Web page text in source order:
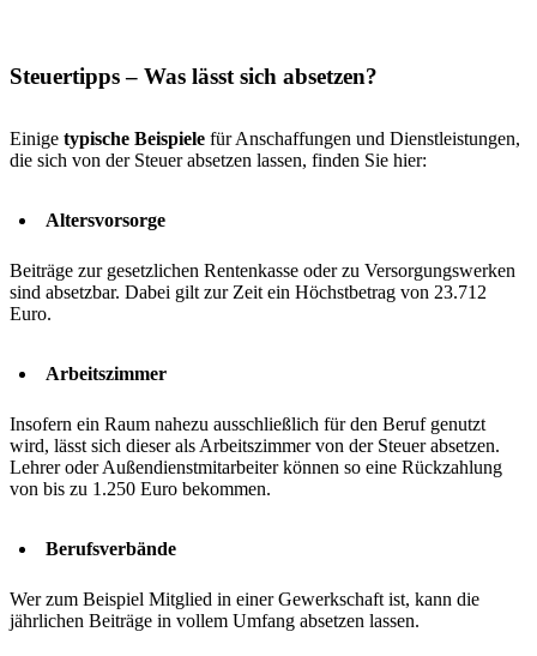
Steuertipps – Was lässt sich absetzen?
Einige typische Beispiele für Anschaffungen und Dienstleistungen,
die sich von der Steuer absetzen lassen, finden Sie hier:
Altersvorsorge
Beiträge zur gesetzlichen Rentenkasse oder zu Versorgungswerken
sind absetzbar. Dabei gilt zur Zeit ein Höchstbetrag von 23.712
Euro.
Arbeitszimmer
Insofern ein Raum nahezu ausschließlich für den Beruf genutzt
wird, lässt sich dieser als Arbeitszimmer von der Steuer absetzen.
Lehrer oder Außendienstmitarbeiter können so eine Rückzahlung
von bis zu 1.250 Euro bekommen.
Berufsverbände
Wer zum Beispiel Mitglied in einer Gewerkschaft ist, kann die
jährlichen Beiträge in vollem Umfang absetzen lassen.